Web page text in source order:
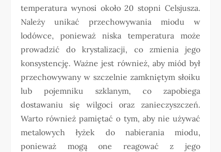
temperatura wynosi około 20 stopni Celsjusza.
Należy unikać przechowywania miodu w
lodówce, ponieważ niska temperatura może
prowadzić do krystalizacji, co zmienia jego
konsystencję. Ważne jest również, aby miód był
przechowywany w szczelnie zamkniętym słoiku
lub pojemniku szklanym, co zapobiega
dostawaniu się wilgoci oraz zanieczyszczeń.
Warto również pamiętać o tym, aby nie używać
metalowych łyżek do nabierania miodu,
ponieważ mogą one reagować z jego